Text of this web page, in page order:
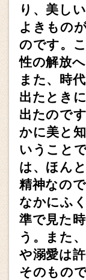
り、美し
よきもの
のです。
性の解放
また、時
出たとき
出たので
かに美と
いうこと
は、ほん
精神なの
なかにふ
準で見た
う。また
や溺愛は
そのもの